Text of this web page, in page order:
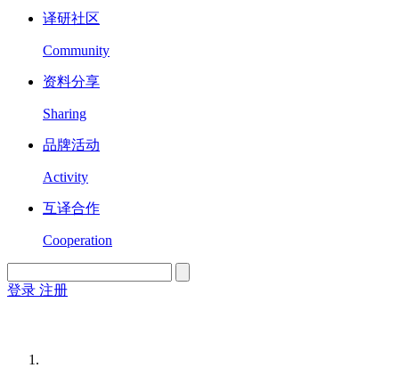
译研社区
Community
资料分享
Sharing
品牌活动
Activity
互译合作
Cooperation
登录 注册